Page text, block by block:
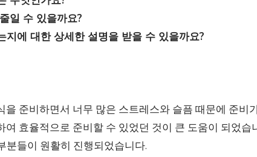
일 수 있을까요?
지에 대한 상세한 설명을 받을 수 있을까요?
을 준비하면서 너무 많은 스트레스와 슬픔 때문에 준비
여 효율적으로 준비할 수 있었던 것이 큰 도움이 되었습
분들이 원활히 진행되었습니다.